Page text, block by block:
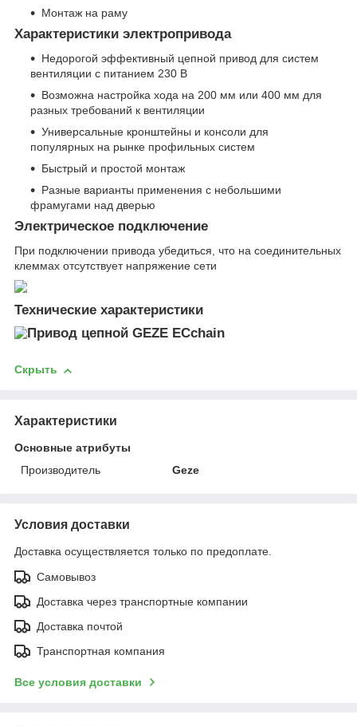
Монтаж на раму
Характеристики электропривода
Недорогой эффективный цепной привод для систем
вентиляции с питанием 230 В
Возможна настройка хода на 200 мм или 400 мм для
разных требований к вентиляции
Универсальные кронштейны и консоли для
популярных на рынке профильных систем
Быстрый и простой монтаж
Разные варианты применения с небольшими
фрамугами над дверью
Электрическое подключение
При подключении привода убедиться, что на соединительных
клеммах отсутствует напряжение сети
Технические характеристики
Скрыть
Характеристики
Основные атрибуты
Производитель
Geze
Условия доставки
Доставка осуществляется только по предоплате.
Самовывоз
Доставка через транспортные компании
Доставка почтой
Транспортная компания
Все условия доставки